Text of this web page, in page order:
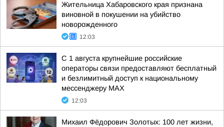
Жительница Хабаровского края признана
виновной в покушении на убийство
новорожденного
12:03
С 1 августа крупнейшие российские
операторы связи предоставляют бесплатный
и безлимитный доступ к национальному
мессенджеру MAX
12:03
Михаил Фёдорович Золотых: 100 лет жизни,